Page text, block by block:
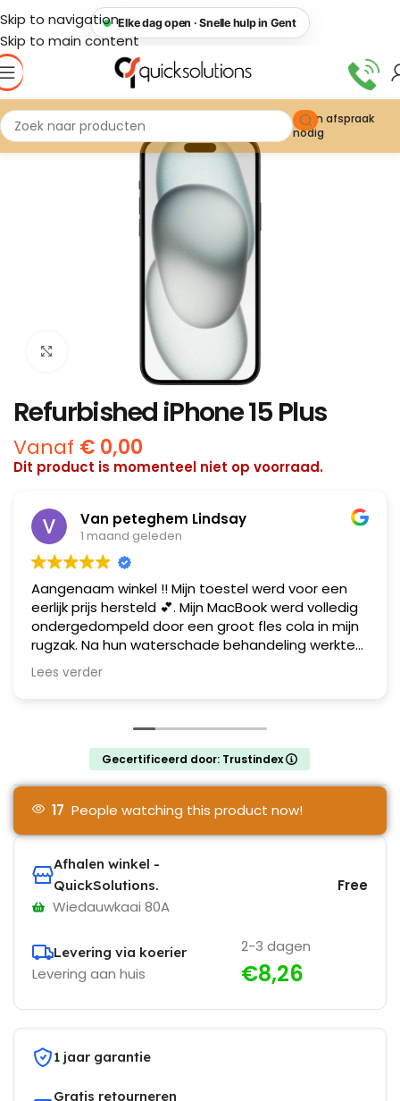
Elke dag open · Snelle hulp in Gent
Skip to navigation
Skip to main content
Geen afspraak
nodig
Click to enlarge
Refurbished iPhone 15 Plus
Vanaf € 0,00
Dit product is momenteel niet op voorraad.
Van peteghem Lindsay
1 maand geleden
Aangenaam winkel !! Mijn toestel werd voor een
eerlijk prijs hersteld 💕. Mijn MacBook werd volledig
ondergedompeld door een groot fles cola in mijn
rugzak. Na hun waterschade behandeling werkte
mijn toestel zoals het moet ! Al mijn data heb ik
gelukkig terug gerecupereerd !! Mij zien ze zeker
Lees verder
Gecertificeerd door: Trustindex
17 People watching this product now!
Afhalen winkel -
QuickSolutions.
Wiedauwkaai 80A
Free
Levering via koerier
Levering aan huis
2-3 dagen
€8,26
1 jaar garantie
Gratis retourneren